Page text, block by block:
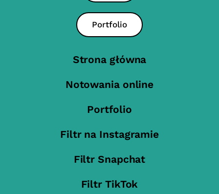
Portfolio
Strona główna
Notowania online
Portfolio
Filtr na Instagramie
Filtr Snapchat
Filtr TikTok